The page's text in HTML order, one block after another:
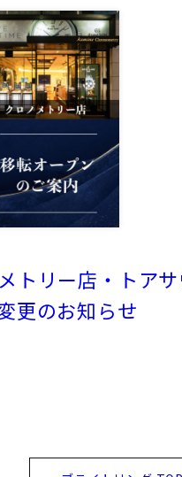
トリー店・トア
更のお知らせ